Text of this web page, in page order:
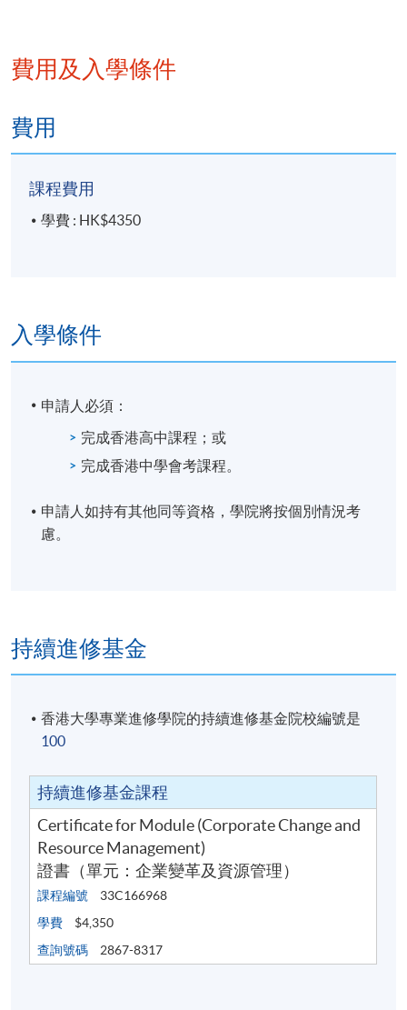
學銜
核，並取得合格成績，可按香港大學體制，經香港大
學專業進修學院獲准頒授「證書（單元：企業變革及
資源管理）」。
日期 / 時間
修業期
本院任何港島及九龍區教學中心，包括金鐘、銅鑼
費用及入學條件
費用
課程費用
學費 : HK$4350
入學條件
申請人必須：
完成香港高中課程；或
完成香港中學會考課程。
申請人如持有其他同等資格，學院將按個別情況考
慮。
持續進修基金
香港大學專業進修學院的持續進修基金院校編號是
100
持續進修基金課程
Certificate for Module (Corporate Change and
Resource Management)
證書（單元：企業變革及資源管理）
課程編號
33C166968
學費
$4,350
查詢號碼
2867-8317